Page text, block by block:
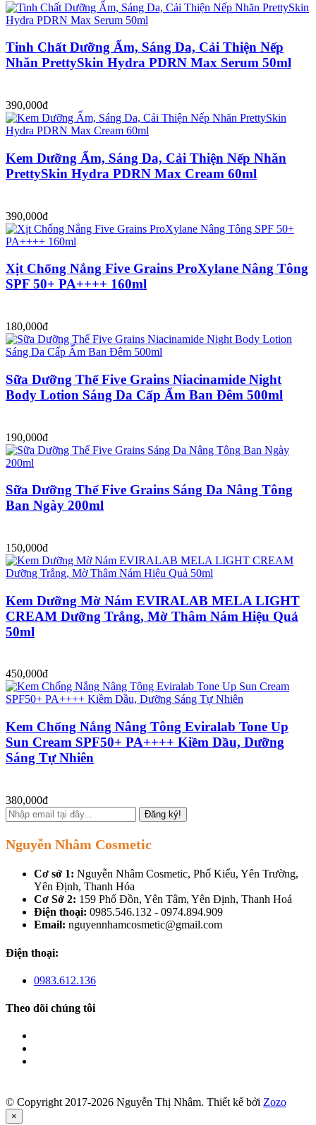
Tinh Chất Dưỡng Ẩm, Sáng Da, Cải Thiện Nếp
Nhăn PrettySkin Hydra PDRN Max Serum 50ml
390,000đ
Kem Dưỡng Ẩm, Sáng Da, Cải Thiện Nếp Nhăn
PrettySkin Hydra PDRN Max Cream 60ml
390,000đ
Xịt Chống Nắng Five Grains ProXylane Nâng Tông
SPF 50+ PA++++ 160ml
180,000đ
Sữa Dưỡng Thể Five Grains Niacinamide Night
Body Lotion Sáng Da Cấp Ẩm Ban Đêm 500ml
190,000đ
Sữa Dưỡng Thể Five Grains Sáng Da Nâng Tông
Ban Ngày 200ml
150,000đ
Kem Dưỡng Mờ Nám EVIRALAB MELA LIGHT
CREAM Dưỡng Trắng, Mờ Thâm Nám Hiệu Quả
50ml
450,000đ
Kem Chống Nắng Nâng Tông Eviralab Tone Up
Sun Cream SPF50+ PA++++ Kiềm Dầu, Dưỡng
Sáng Tự Nhiên
380,000đ
Đăng ký!
Nguyễn Nhâm Cosmetic
Cơ sở 1: Nguyễn Nhâm Cosmetic, Phố Kiểu, Yên Trường,
Yên Định, Thanh Hóa
Cơ Sở 2: 159 Phố Đồn, Yên Tâm, Yên Định, Thanh Hoá
Điện thoại: 0985.546.132 - 0974.894.909
Email: nguyennhamcosmetic@gmail.com
Điện thoại:
0983.612.136
Theo dõi chúng tôi
© Copyright 2017-2026 Nguyễn Thị Nhâm. Thiết kế bởi Zozo
×